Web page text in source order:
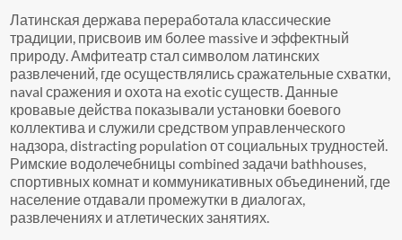
Латинская держава переработала классические
традиции, присвоив им более massive и эффектный
природу. Амфитеатр стал символом латинских
развлечений, где осуществлялись сражательные схватки,
naval сражения и охота на exotic существ. Данные
кровавые действа показывали установки боевого
коллектива и служили средством управленческого
надзора, distracting population от социальных трудностей.
Римские водолечебницы combined задачи bathhouses,
спортивных комнат и коммуникативных объединений, где
население отдавали промежутки в диалогах,
развлечениях и атлетических занятиях.